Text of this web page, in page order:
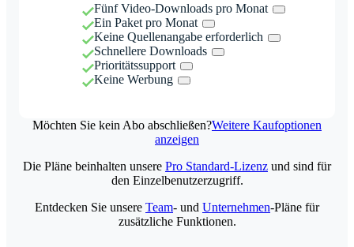
Fünf Video-Downloads pro Monat
Ein Paket pro Monat
Keine Quellenangabe erforderlich
Schnellere Downloads
Prioritätssupport
Keine Werbung
Möchten Sie kein Abo abschließen?Weitere Kaufoptionen
anzeigen
Die Pläne beinhalten unsere Pro Standard-Lizenz und sind für
den Einzelbenutzerzugriff.
Entdecken Sie unsere Team- und Unternehmen-Pläne für
zusätzliche Funktionen.